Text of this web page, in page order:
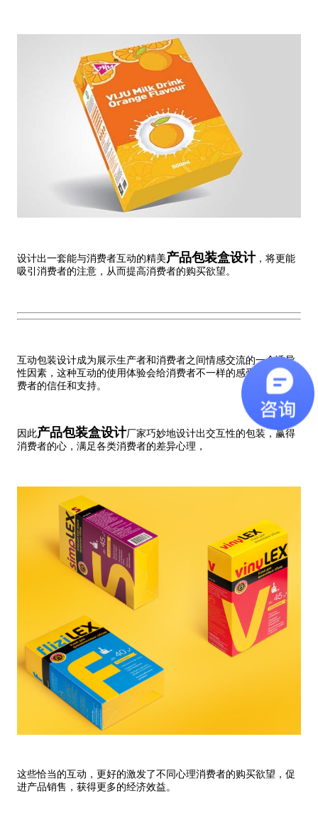
设计出一套能与消费者互动的精美产品包装盒设计，将更能
吸引消费者的注意，从而提高消费者的购买欲望。
互动包装设计成为展示生产者和消费者之间情感交流的一个诱导
性因素，这种互动的使用体验会给消费者不一样的感受，赢得消
费者的信任和支持。
因此产品包装盒设计厂家巧妙地设计出交互性的包装，赢得
消费者的心，满足各类消费者的差异心理，
这些恰当的互动，更好的激发了不同心理消费者的购买欲望，促
进产品销售，获得更多的经济效益。